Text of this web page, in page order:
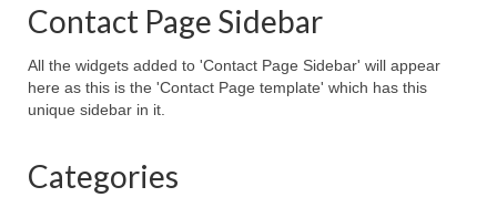
Contact Page Sidebar
All the widgets added to 'Contact Page Sidebar' will appear
here as this is the 'Contact Page template' which has this
unique sidebar in it.
Categories